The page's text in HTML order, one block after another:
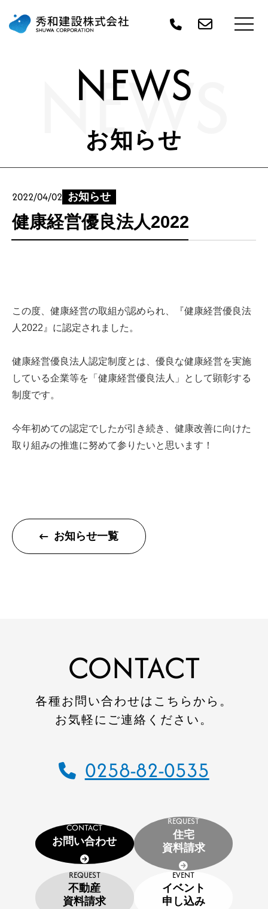
リフォーム
不動産
環境事業
住宅施工事例
環境事業施工事例
会社案内
会社概要
NEWS
NEWS
お知らせ
2022/04/02 お知らせ
健康経営優良法人2022
この度、健康経営の取組が認められ、『健康経営優良法
人2022』に認定されました。
健康経営優良法人認定制度とは、優良な健康経営を実施
している企業等を「健康経営優良法人」として顕彰する
制度です。
今年初めての認定でしたが引き続き、健康改善に向けた
取り組みの推進に努めて参りたいと思います！
お知らせ一覧
CONTACT
各種お問い合わせはこちらから。
お気軽にご連絡ください。
0258-82-0535
CONTACT
お問い合わせ
REQUEST
住宅
資料請求
REQUEST
不動産
資料請求
EVENT
イベント
申し込み